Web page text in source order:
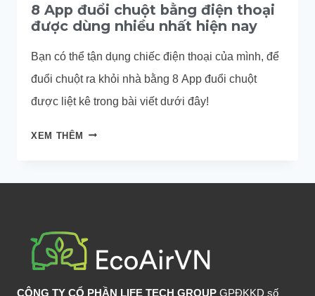
8 App đuổi chuột bằng điện thoại
được dùng nhiều nhất hiện nay
Bạn có thể tận dụng chiếc điện thoại của mình, để
đuổi chuột ra khỏi nhà bằng 8 App đuổi chuột
được liệt kê trong bài viết dưới đây!
XEM THÊM
CHUỘT
THOẠI
ĐƯỢC
DÙNG
NHIỀU
CÔNG TY CỔ PHẦN LIFE TECH GROUP GPĐKKD số